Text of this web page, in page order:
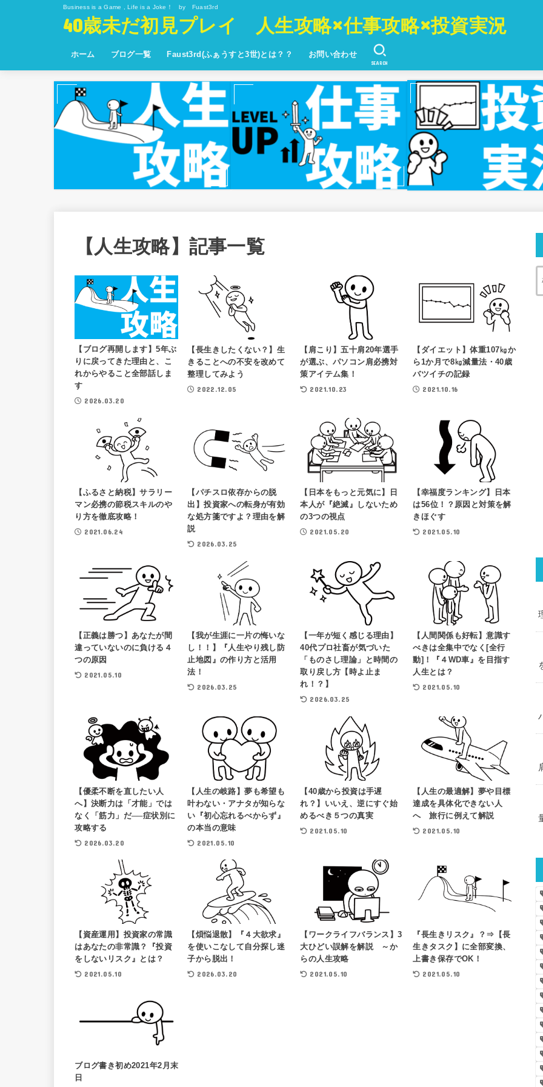
Business is a Game , Life is a Joke！ by Fuast3rd
40歳未だ初見プレイ 人生攻略×仕事攻略×投資実況
ホーム ブログ一覧 Faust3rd(ふぁうすと3世)とは？？ お問い合わせ
SEARCH
【人生攻略】記事一覧
【ブログ再開します】5年ぶ
りに戻ってきた理由と、こ
れからやること全部話しま
す
2026.03.20
【長生きしたくない？】生
きることへの不安を改めて
整理してみよう
2022.12.05
【肩こり】五十肩20年選手
が選ぶ、パソコン肩必携対
策アイテム集！
2021.10.23
【ダイエット】体重107㎏か
ら1か月で8㎏減量法・40歳
バツイチの記録
2021.10.16
【ふるさと納税】サラリー
マン必携の節税スキルのや
り方を徹底攻略！
2021.06.24
【パチスロ依存からの脱
出】投資家への転身が有効
な処方箋ですよ？理由を解
説
2026.03.25
【日本をもっと元気に】日
本人が『絶滅』しないため
の3つの視点
2021.05.20
【幸福度ランキング】日本
は56位！？原因と対策を解
きほぐす
2021.05.10
【正義は勝つ】あなたが間
違っていないのに負ける４
つの原因
2021.05.10
【我が生涯に一片の悔いな
し！！】『人生やり残し防
止地図』の作り方と活用
法！
2026.03.25
【一年が短く感じる理由】
40代プロ社畜が気づいた
「ものさし理論」と時間の
取り戻し方【時よ止ま
れ！？】
2026.03.25
【人間関係も好転】意識す
べきは全集中でなく[全行
動]！『４WD車』を目指す
人生とは？
2021.05.10
【優柔不断を直したい人
へ】決断力は「才能」では
なく「筋力」だ──症状別に
攻略する
2026.03.20
【人生の岐路】夢も希望も
叶わない・アナタが知らな
い『初心忘れるべからず』
の本当の意味
2021.05.10
【40歳から投資は手遅
れ？】いいえ、逆にすぐ始
めるべき５つの真実
2021.05.10
【人生の最適解】夢や目標
達成を具体化できない人
へ 旅行に例えて解説
2021.05.10
【資産運用】投資家の常識
はあなたの非常識？『投資
をしないリスク』とは？
2021.05.10
【煩悩退散】『４大欲求』
を使いこなして自分探し迷
子から脱出！
2026.03.20
【ワークライフバランス】3
大ひどい誤解を解説 ～か
らの人生攻略
2021.05.10
『長生きリスク』？⇒【長
生きタスク】に全部変換、
上書き保存でOK！
2021.05.10
ブログ書き初め2021年2月末
日